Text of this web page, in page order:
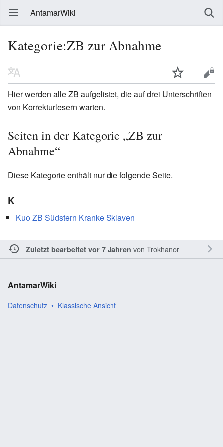
AntamarWiki
Kategorie:ZB zur Abnahme
Hier werden alle ZB aufgelistet, die auf drei Unterschriften
von Korrekturlesern warten.
Seiten in der Kategorie „ZB zur
Abnahme“
Diese Kategorie enthält nur die folgende Seite.
K
Kuo ZB Südstern Kranke Sklaven
Zuletzt bearbeitet vor 7 Jahren von Trokhanor
AntamarWiki
Datenschutz Klassische Ansicht